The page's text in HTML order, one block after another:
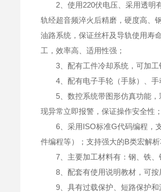
2、使用220伏电压、采用透明有
轨经超音频淬火后精磨，硬度高、
油路系统，保证丝杆及导轨使用寿
工，效率高、适用性强；
3、配有工件冷却系统，可加工
4、配有电子手轮（手脉）、手
5、数控系统带图形仿真功能，
现异常立即报警，保证操作安全性；
6、采用ISO标准G代码编程，支
件编程等）；支持强大的B类宏解
7、主要加工材料有：钢、铁、
8、配套有使用说明教材，可按
9、具有过载保护、短路保护和